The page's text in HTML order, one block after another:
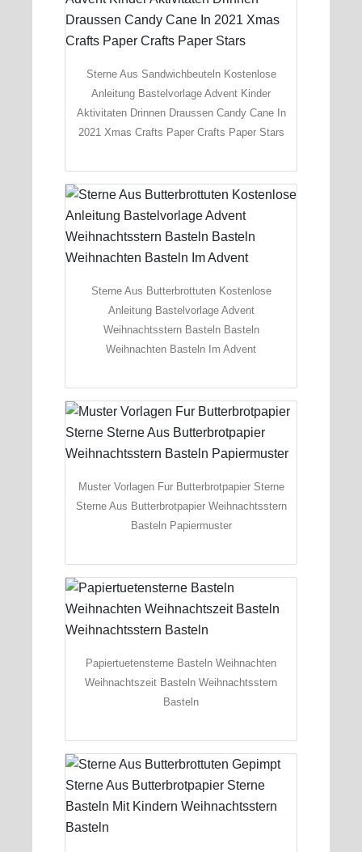
Sterne Aus Sandwichbeuteln Kostenlose
Anleitung Bastelvorlage Advent Kinder
Aktivitaten Drinnen Draussen Candy Cane In
2021 Xmas Crafts Paper Crafts Paper Stars
Sterne Aus Butterbrottuten Kostenlose
Anleitung Bastelvorlage Advent
Weihnachtsstern Basteln Basteln
Weihnachten Basteln Im Advent
Muster Vorlagen Fur Butterbrotpapier Sterne
Sterne Aus Butterbrotpapier Weihnachtsstern
Basteln Papiermuster
Papiertuetensterne Basteln Weihnachten
Weihnachtszeit Basteln Weihnachtsstern
Basteln